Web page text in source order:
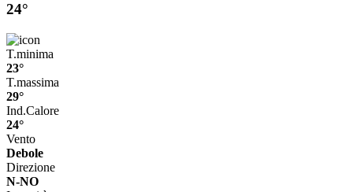
24°
T.minima
23°
T.massima
29°
Ind.Calore
24°
Vento
Debole
Direzione
N-NO